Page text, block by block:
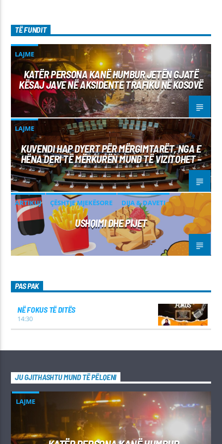
TË FUNDIT
LAJME
KATËR PERSONA KANË HUMBUR JETËN GJATË
KËSAJ JAVE NË AKSIDENTE TRAFIKU NË KOSOVË
LAJME
KUVENDI HAP DYERT PËR MËRGIMTARËT, NGA E
HËNA DERI TË MËRKURËN MUND TË VIZITOHET –
ARTIKUJ ÇËSHTJE MJEKËSORE DIJA & DAVETI
USHQIMI DHE PIJET
PAS PAK
NË FOKUS TË DITËS
14:30
JU GJITHASHTU MUND TË PËLQENI
LAJME